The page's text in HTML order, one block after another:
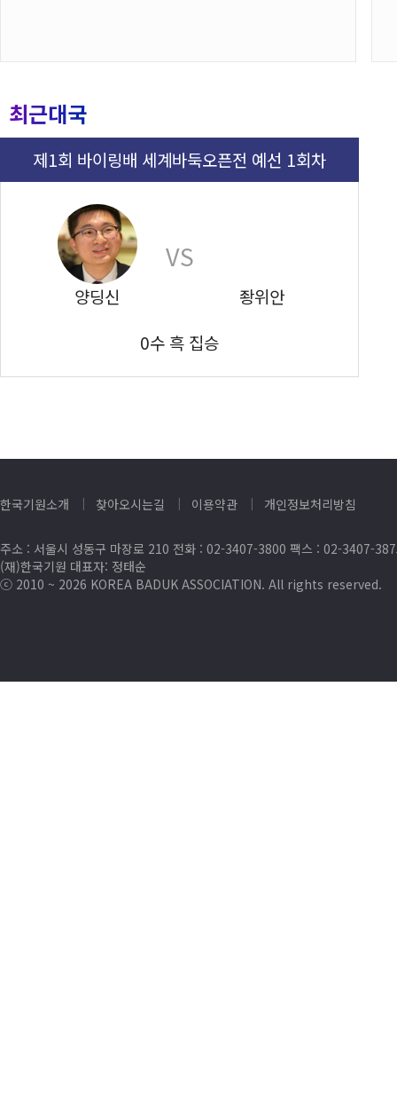
최근대국
제1회 바이링배 세계바둑오픈전 예선 1회차
양딩신
VS
좡위안
0수 흑 집승
한국기원소개 찾아오시는길 이용약관 개인정보처리방침
주소 : 서울시 성동구 마장로 210 전화 : 02-3407-3800 팩스 : 02-3407-
(재)한국기원 대표자: 정태순
ⓒ 2010 ~ 2026 KOREA BADUK ASSOCIATION. All rights reserved.